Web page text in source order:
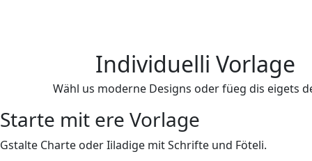
Individuelli Vorlage
Wähl us moderne Designs oder füeg dis eigets
Starte mit ere Vorlage
Gstalte Charte oder Iiladige mit Schrifte und Föteli.